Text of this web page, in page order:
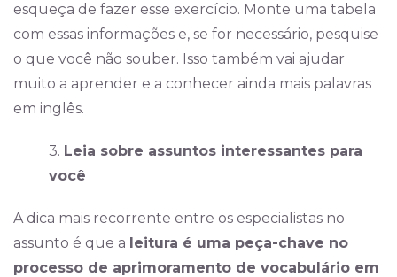
esqueça de fazer esse exercício. Monte uma tabela
com essas informações e, se for necessário, pesquise
o que você não souber. Isso também vai ajudar
muito a aprender e a conhecer ainda mais palavras
em inglês.
3. Leia sobre assuntos interessantes para
você
A dica mais recorrente entre os especialistas no
assunto é que a leitura é uma peça-chave no
processo de aprimoramento de vocabulário em